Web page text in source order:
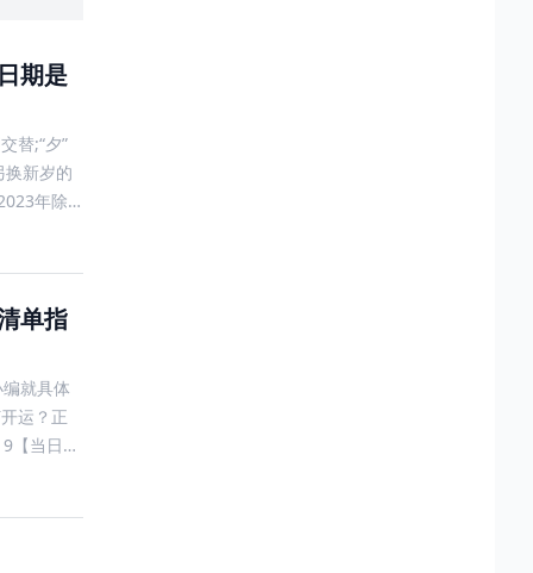
期是
替;“夕”
换新岁的
年除
单指
就具体
运？正
【当日开